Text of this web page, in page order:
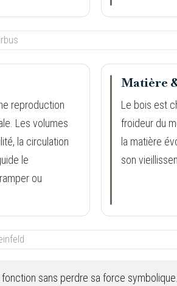
reproduction
Les volumes
la circulation
le
ou
Matière
Le bois est
froideur du
la matière
son
fonction sans perdre sa force symbolique.